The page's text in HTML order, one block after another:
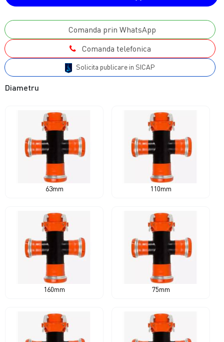
Comanda prin WhatsApp
Comanda telefonica
Solicita publicare in SICAP
Diametru
63mm 110mm
160mm 75mm